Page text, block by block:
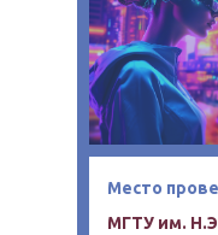
МГТУ им.
Место